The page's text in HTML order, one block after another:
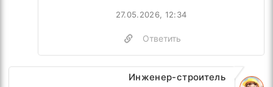
27.05.2026, 12:34
Ответить
Инженер-строитель